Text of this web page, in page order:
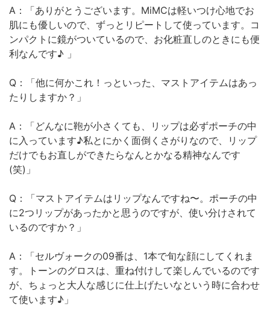
A：「ありがとうございます。MiMCは軽いつけ心地でお
肌にも優しいので、ずっとリピートして使っています。コ
ンパクトに鏡がついているので、お化粧直しのときにも便
利なんです♪ 」
Q：「他に何かこれ！っといった、マストアイテムはあっ
たりしますか？」
A：「どんなに鞄が小さくても、リップは必ずポーチの中
に入っています♪私とにかく面倒くさがりなので、リップ
だけでもお直しができたらなんとかなる精神なんです
(笑)」
Q：「マストアイテムはリップなんですね〜。ポーチの中
に2つリップがあったかと思うのですが、使い分けされて
いるのですか？」
A：「セルヴォークの09番は、1本で旬な顔にしてくれま
す。トーンのグロスは、重ね付けして楽しんでいるのです
が、ちょっと大人な感じに仕上げたいなという時に合わせ
て使います♪」